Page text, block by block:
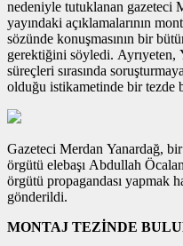
nedeniyle tutuklanan gazeteci
yayındaki açıklamalarının
sözünde konuşmasının bir
gerektiğini söyledi. Ayrıyeten,
süreçleri sırasında
olduğu istikametinde bir tezde
Gazeteci Merdan Yanardağ,
örgütü elebaşı Abdullah
örgütü propagandası yapmak
gönderildi.
MONTAJ TEZİNDE